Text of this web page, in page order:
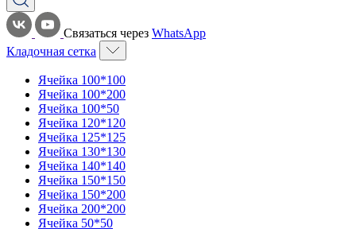
Связаться через WhatsApp
Кладочная сетка
Ячейка 100*100
Ячейка 100*200
Ячейка 100*50
Ячейка 120*120
Ячейка 125*125
Ячейка 130*130
Ячейка 140*140
Ячейка 150*150
Ячейка 150*200
Ячейка 200*200
Ячейка 50*50